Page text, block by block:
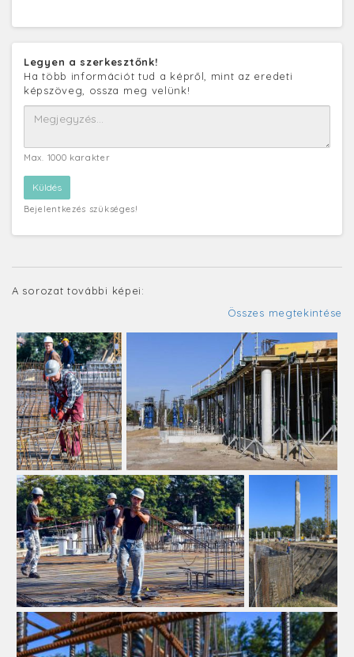
Legyen a szerkesztőnk!
Ha több információt tud a képről, mint az eredeti
képszöveg, ossza meg velünk!
Max. 1000 karakter
Bejelentkezés szükséges!
A sorozat további képei:
Összes megtekintése